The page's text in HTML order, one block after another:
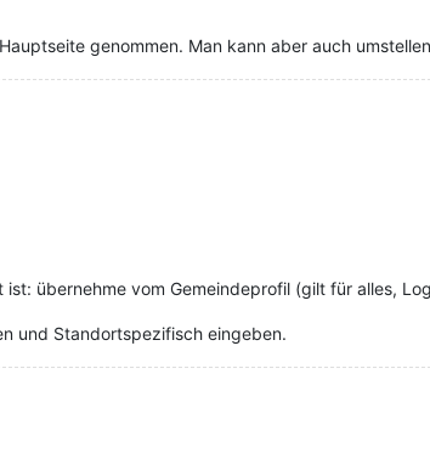
genommen. Man kann aber auch
übernehme vom Gemeindeprofil (gilt für alles,
und Standortspezifisch eingeben.